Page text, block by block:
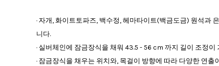
· 자개, 화이트토파즈, 백수정, 헤마타이트(백금도금) 원석과
니다.
· 실버체인에 잠금장식을 채워 43.5 - 56 cm 까지 길이 조정이
· 잠금장식을 채우는 위치와, 목걸이 방향에 따라 다양한 연출